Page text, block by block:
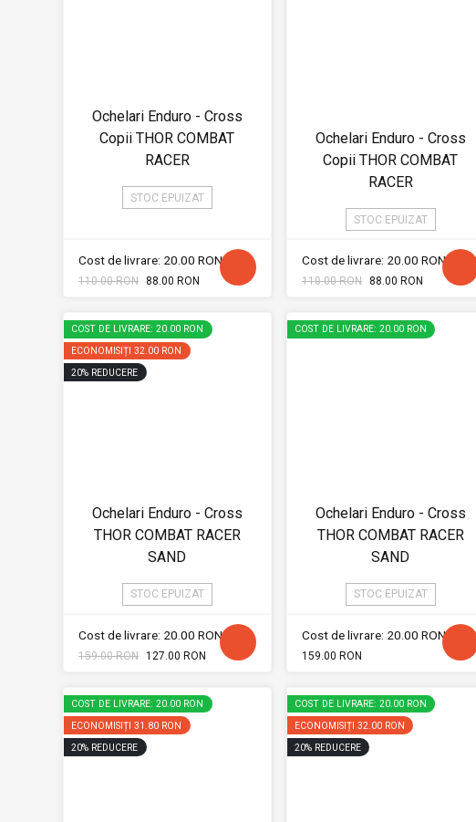
Ochelari Enduro - Cross
Copii THOR COMBAT
RACER
STOC EPUIZAT
Cost de livrare: 20.00 RON
110.00 RON 88.00 RON
Ochelari Enduro - Cross
Copii THOR COMBAT
RACER
STOC EPUIZAT
Cost de livrare: 20.00 RON
110.00 RON 88.00 RON
COST DE LIVRARE: 20.00 RON
ECONOMISIȚI 32.00 RON
20% REDUCERE
Ochelari Enduro - Cross
THOR COMBAT RACER
SAND
STOC EPUIZAT
Cost de livrare: 20.00 RON
159.00 RON 127.00 RON
COST DE LIVRARE: 20.00 RON
Ochelari Enduro - Cross
THOR COMBAT RACER
SAND
STOC EPUIZAT
Cost de livrare: 20.00 RON
159.00 RON
COST DE LIVRARE: 20.00 RON
ECONOMISIȚI 31.80 RON
20% REDUCERE
COST DE LIVRARE: 20.00 RON
ECONOMISIȚI 32.00 RON
20% REDUCERE